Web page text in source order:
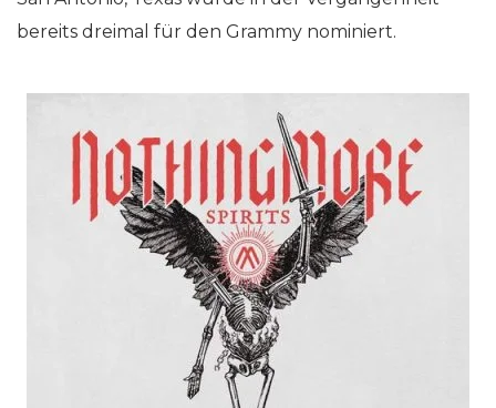
bereits dreimal für den Grammy nominiert.